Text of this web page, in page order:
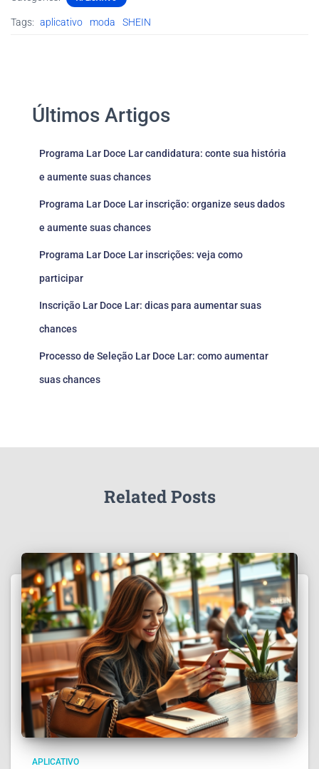
Tags: aplicativo moda SHEIN
Últimos Artigos
Programa Lar Doce Lar candidatura: conte sua história
e aumente suas chances
Programa Lar Doce Lar inscrição: organize seus dados
e aumente suas chances
Programa Lar Doce Lar inscrições: veja como
participar
Inscrição Lar Doce Lar: dicas para aumentar suas
chances
Processo de Seleção Lar Doce Lar: como aumentar
suas chances
Related Posts
APLICATIVO